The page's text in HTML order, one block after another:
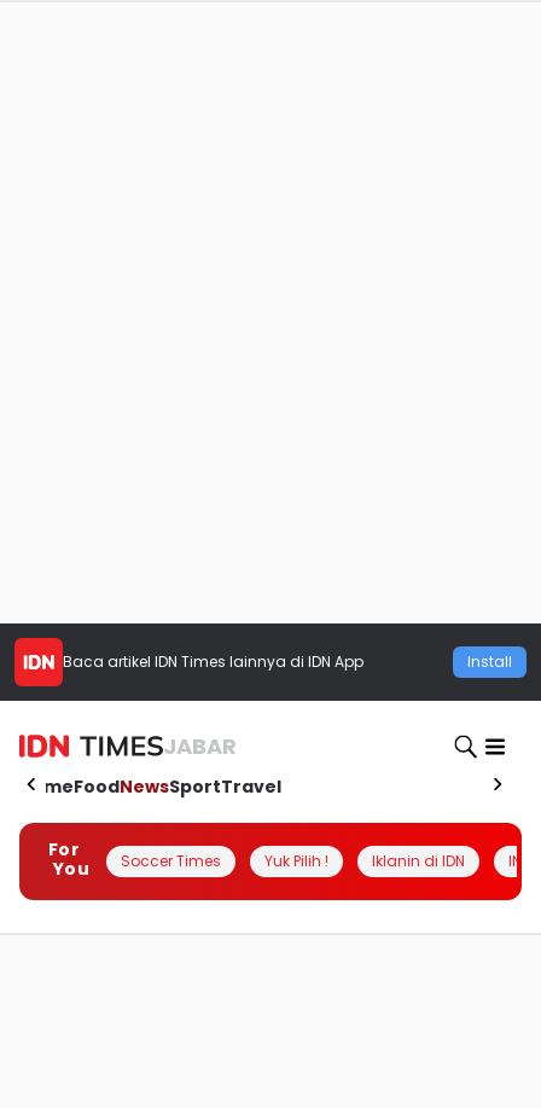
Baca artikel IDN Times lainnya di IDN App Install
JABAR
HomeFoodNewsSportTravel
For
You
Soccer Times Yuk Pilih ! Iklanin di IDN